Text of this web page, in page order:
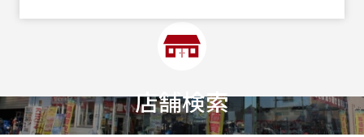
店舗検索